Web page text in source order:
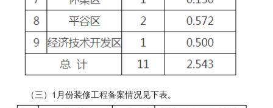
（三）1月份装修工程备案情况见下表。